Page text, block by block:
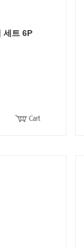
세트 6P